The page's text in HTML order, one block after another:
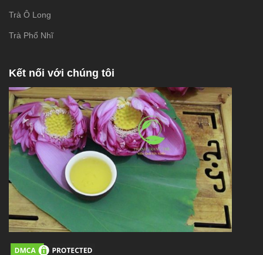
Trà Ô Long
Trà Phổ Nhĩ
Kết nối với chúng tôi